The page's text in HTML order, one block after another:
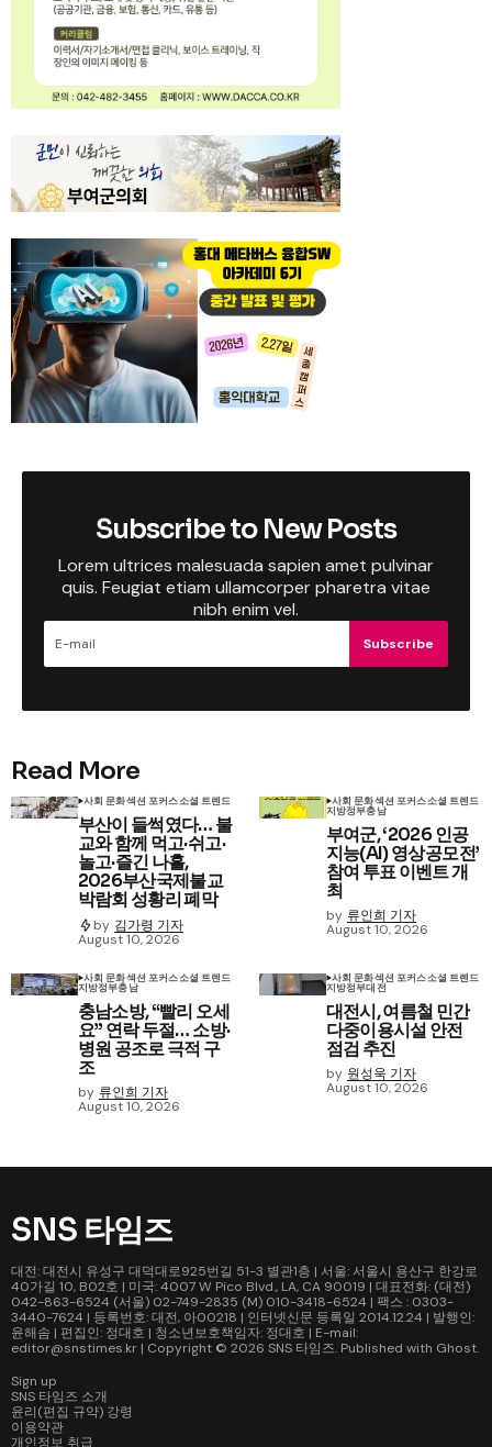
Subscribe to New Posts
Lorem ultrices malesuada sapien amet pulvinar
quis. Feugiat etiam ullamcorper pharetra vitae
nibh enim vel.
Subscribe
Read More
사회 문화섹션 포커스소셜 트렌드
부산이 들썩였다… 불
교와 함께 먹고·쉬고·
놀고·즐긴 나흘,
2026부산국제불교
박람회 성황리 폐막
by 김가령 기자
August 10, 2026
사회 문화섹션 포커스소셜 트렌드
지방정부충남
부여군, ‘2026 인공
지능(AI) 영상공모전’
참여 투표 이벤트 개
최
by 류인희 기자
August 10, 2026
사회 문화섹션 포커스소셜 트렌드
지방정부충남
충남소방, “빨리 오세
요” 연락 두절… 소방·
병원 공조로 극적 구
조
by 류인희 기자
August 10, 2026
사회 문화섹션 포커스소셜 트렌드
지방정부대전
대전시, 여름철 민간
다중이용시설 안전
점검 추진
by 원성욱 기자
August 10, 2026
SNS 타임즈
대전: 대전시 유성구 대덕대로925번길 51-3 별관1층 | 서울: 서울시 용산구 한강로
40가길 10, B02호 | 미국: 4007 W Pico Blvd., LA, CA 90019 | 대표전화: (대전)
042-863-6524 (서울) 02-749-2835 (M) 010-3418-6524 | 팩스 : 0303-
3440-7624 | 등록번호: 대전, 아00218 | 인터넷신문 등록일 2014.12.24 | 발행인:
윤해솜 | 편집인: 정대호 | 청소년보호책임자: 정대호 | E-mail:
editor@snstimes.kr | Copyright © 2026 SNS 타임즈. Published with Ghost.
Sign up
SNS 타임즈 소개
윤리(편집 규약) 강령
이용약관
개인정보 취급